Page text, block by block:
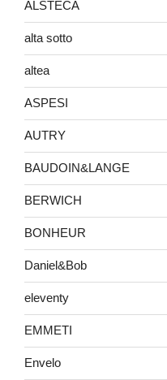
ALSTECA
alta sotto
altea
ASPESI
AUTRY
BAUDOIN&LANGE
BERWICH
BONHEUR
Daniel&Bob
eleventy
EMMETI
Envelo